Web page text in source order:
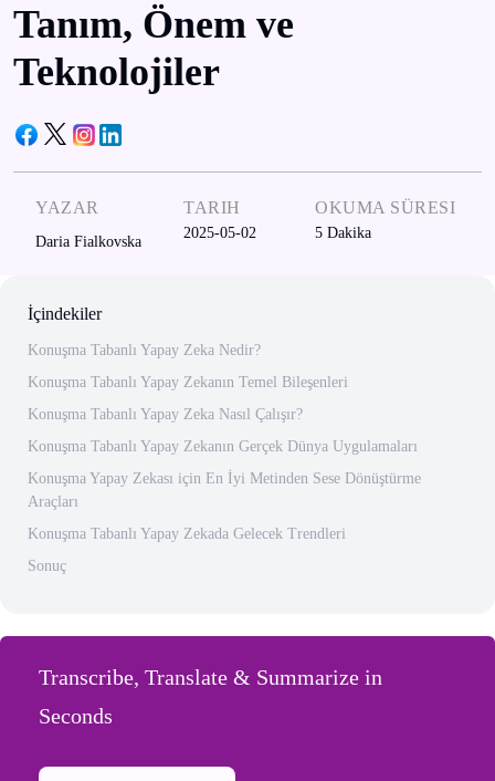
Tanım, Önem ve
Teknolojiler
YAZAR
Daria Fialkovska
TARIH
2025-05-02
OKUMA SÜRESI
5 Dakika
İçindekiler
Konuşma Tabanlı Yapay Zeka Nedir?
Konuşma Tabanlı Yapay Zekanın Temel Bileşenleri
Konuşma Tabanlı Yapay Zeka Nasıl Çalışır?
Konuşma Tabanlı Yapay Zekanın Gerçek Dünya Uygulamaları
Konuşma Yapay Zekası için En İyi Metinden Sese Dönüştürme
Araçları
Konuşma Tabanlı Yapay Zekada Gelecek Trendleri
Sonuç
Transcribe, Translate & Summarize in
Seconds